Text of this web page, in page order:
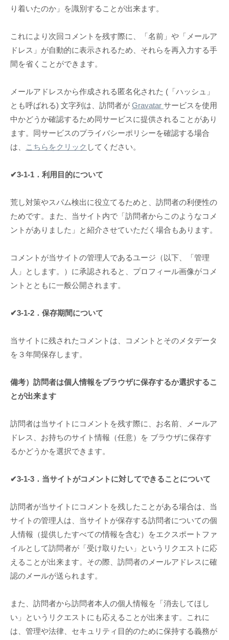
り着いたのか」を識別することが出来ます。
これにより次回コメントを残す際に、「名前」や「メールア
ドレス」が自動的に表示されるため、それらを再入力する手
間を省くことができます。
メールアドレスから作成される匿名化された (「ハッシュ」
とも呼ばれる) 文字列は、訪問者が Gravatar サービスを使用
中かどうか確認するため同サービスに提供されることがあり
ます。同サービスのプライバシーポリシーを確認する場合
は、
こちらをクリック してください。
✔3-1-1．利用目的について
荒し対策やスパム検出に役立てるためと、訪問者の利便性の
ためです。また、当サイト内で「訪問者からこのようなコメ
ントがありました」と紹介させていただく場合もあります。
コメントが当サイトの管理人であるユージ（以下、「管理
人」とします。）に承認されると、プロフィール画像がコメ
ントとともに一般公開されます。
✔3-1-2．保存期間について
当サイトに残されたコメントは、コメントとそのメタデータ
を３年間保存します。
備考）訪問者は個人情報をブラウザに保存するか選択するこ
とが出来ます
訪問者は当サイトにコメントを残す際に、お名前、メールア
ドレス、お持ちのサイト情報（任意）を ブラウザに保存す
るかどうかを選択できます。
✔3-1-3．当サイトがコメントに対してできることについて
訪問者が当サイトにコメントを残したことがある場合は、当
サイトの管理人は、当サイトが保存する訪問者についての個
人情報（提供したすべての情報を含む）をエクスポートファ
イルとして訪問者が「受け取りたい」というリクエストに応
えることが出来ます。その際、訪問者のメールアドレスに確
認のメールが送られます。
また、訪問者から訪問者本人の個人情報を「消去してほし
い」というリクエストにも応えることが出来ます。これに
は、管理や法律、セキュリティ目的のために保持する義務が